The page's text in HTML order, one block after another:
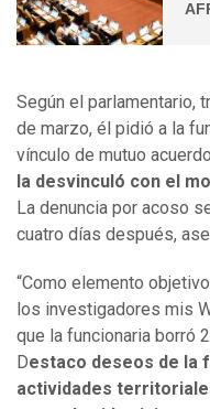
Según el parlamentario,
de marzo, él pidió a la
vínculo de mutuo
la desvinculó con el
La denuncia por acoso
cuatro días después,
“Como elemento
los investigadores mis
que la funcionaria borró
Destaco deseos de la
actividades